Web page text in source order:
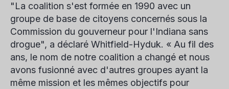
"La coalition s'est formée en 1990 avec un
groupe de base de citoyens concernés sous la
Commission du gouverneur pour l'Indiana sans
drogue", a déclaré Whitfield-Hyduk. « Au fil des
ans, le nom de notre coalition a changé et nous
avons fusionné avec d'autres groupes ayant la
même mission et les mêmes objectifs pour